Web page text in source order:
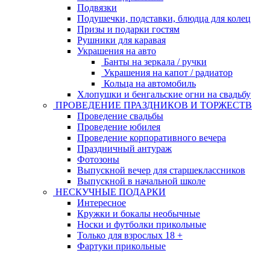
Подвязки
Подушечки, подставки, блюдца для колец
Призы и подарки гостям
Рушники для каравая
Украшения на авто
Банты на зеркала / ручки
Украшения на капот / радиатор
Кольца на автомобиль
Хлопушки и бенгальские огни на свадьбу
ПРОВЕДЕНИЕ ПРАЗДНИКОВ И ТОРЖЕСТВ
Проведение свадьбы
Проведение юбилея
Проведение корпоративного вечера
Праздничный антураж
Фотозоны
Выпускной вечер для старшеклассников
Выпускной в начальной школе
НЕСКУЧНЫЕ ПОДАРКИ
Интересное
Кружки и бокалы необычные
Носки и футболки прикольные
Только для взрослых 18 +
Фартуки прикольные